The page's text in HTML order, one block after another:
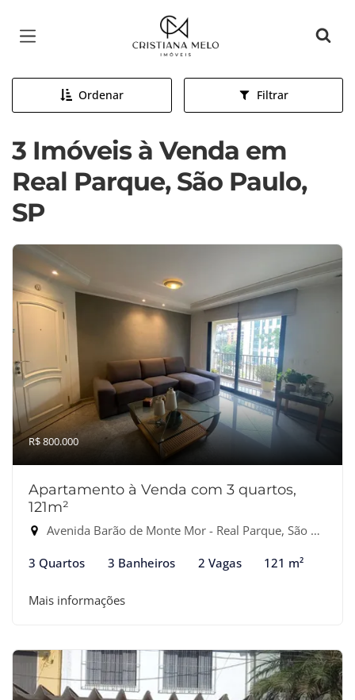
Página inicial
Ordenar Filtrar
3 Imóveis à Venda em
Real Parque, São Paulo,
SP
R$ 800.000
Apartamento à Venda com 3 quartos,
121m²
Avenida Barão de Monte Mor - Real Parque, São Paulo-SP
3 Quartos 3 Banheiros 2 Vagas 121 m²
Mais informações